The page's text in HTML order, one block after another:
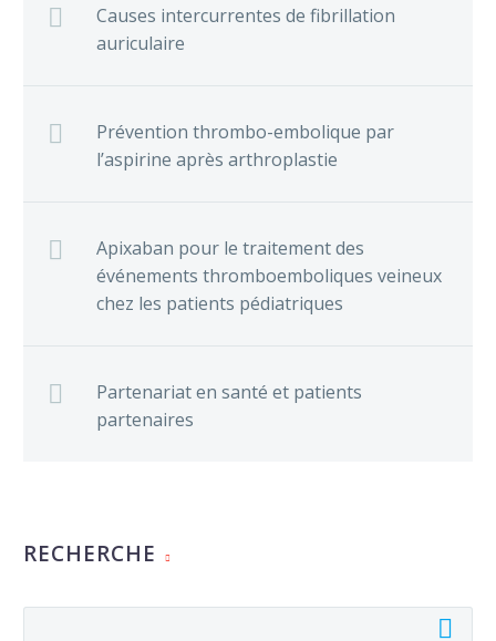
Causes intercurrentes de fibrillation
auriculaire
Prévention thrombo-embolique par
l’aspirine après arthroplastie
Apixaban pour le traitement des
événements thromboemboliques veineux
chez les patients pédiatriques
Partenariat en santé et patients
partenaires
RECHERCHE